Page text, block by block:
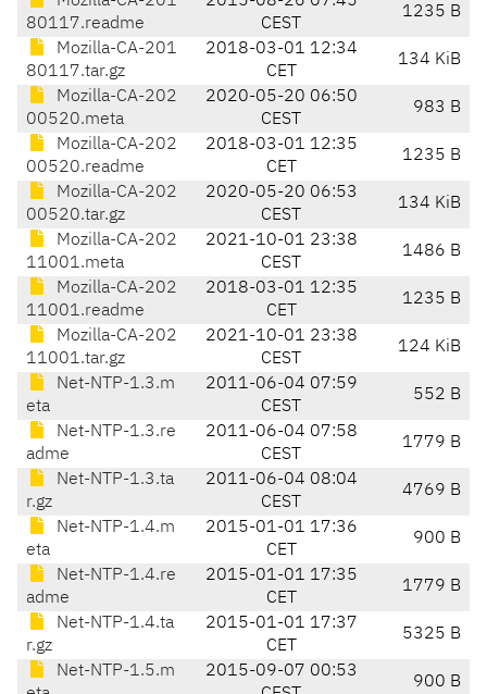
80117.readme
CEST
1235 B
Mozilla-CA-201
80117.tar.gz
2018-03-01 12:34
CET
134 KiB
Mozilla-CA-202
00520.meta
2020-05-20 06:50
CEST
983 B
Mozilla-CA-202
00520.readme
2018-03-01 12:35
CET
1235 B
Mozilla-CA-202
00520.tar.gz
2020-05-20 06:53
CEST
134 KiB
Mozilla-CA-202
11001.meta
2021-10-01 23:38
CEST
1486 B
Mozilla-CA-202
11001.readme
2018-03-01 12:35
CET
1235 B
Mozilla-CA-202
11001.tar.gz
2021-10-01 23:38
CEST
124 KiB
Net-NTP-1.3.m
eta
2011-06-04 07:59
CEST
552 B
Net-NTP-1.3.re
adme
2011-06-04 07:58
CEST
1779 B
Net-NTP-1.3.ta
r.gz
2011-06-04 08:04
CEST
4769 B
Net-NTP-1.4.m
eta
2015-01-01 17:36
CET
900 B
Net-NTP-1.4.re
adme
2015-01-01 17:35
CET
1779 B
Net-NTP-1.4.ta
r.gz
2015-01-01 17:37
CET
5325 B
Net-NTP-1.5.m
2015-09-07 00:53
900 B